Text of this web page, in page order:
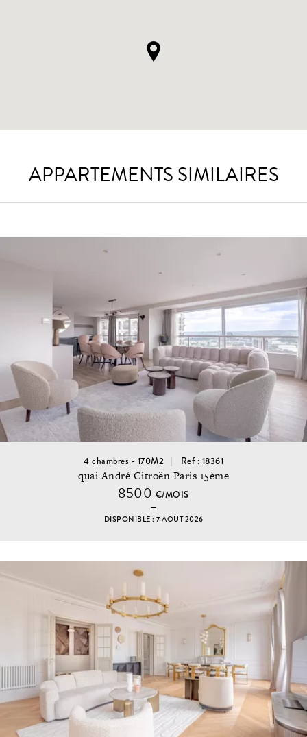
APPARTEMENTS SIMILAIRES
4 chambres - 170M2 Ref : 18361
quai André Citroën Paris 15ème
8500 €/MOIS
DISPONIBLE : 7 AOUT 2026